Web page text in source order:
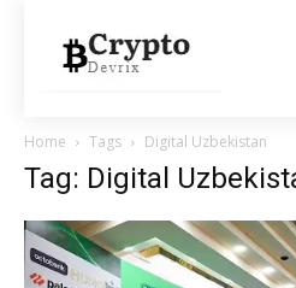
Home Tags Digital Uzbekistan
Tag: Digital